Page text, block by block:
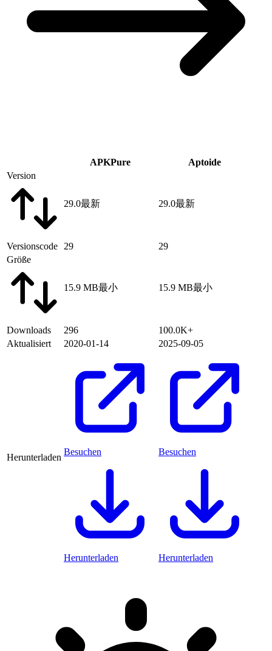
APKPure
Aptoide
Version
29.0最新 29.0最新
Versionscode 29
29
Größe
15.9 MB最小 15.9 MB最小
Downloads 296
100.0K+
Aktualisiert
2020-01-14 2025-09-05
Herunterladen
Besuchen
Herunterladen
Besuchen
Herunterladen